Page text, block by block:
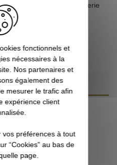
réserve dès que la batterie
et lavable
fonctionnels et
nécessaires à la
Nos partenaires et
également des
mesurer le trafic afin
expérience client
vos préférences à tout
“Cookies” au bas de
page.